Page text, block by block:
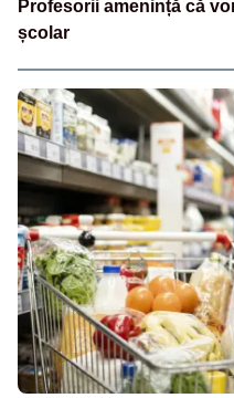
Profesorii amenință că
școlar